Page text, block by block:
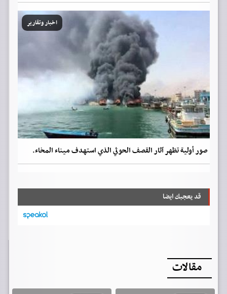
اخبار وتقارير
صور أولية تظهر آثار القصف الحوثي الذي استهدف ميناء المخاء.
قد يعجبك ايضا
مقالات